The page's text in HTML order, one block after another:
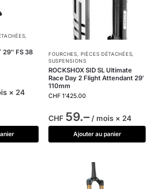
,
29″ FS 38
× 24
FOURCHES,PIÈCES DÉTACHÉES,
SUSPENSIONS
ROCKSHOX SID SL Ultimate
Race Day 2 Flight Attendant 29′
110mm
CHF 1'425.00
CHF 59.– / mois × 24
Ajouter au panier